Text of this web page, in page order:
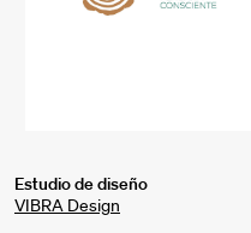
Estudio de diseño
VIBRA Design